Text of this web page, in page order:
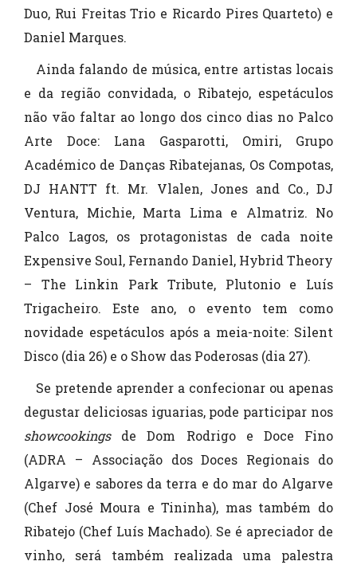
Duo, Rui Freitas Trio e Ricardo Pires Quarteto) e
Daniel Marques.
Ainda falando de música, entre artistas locais
e da região convidada, o Ribatejo, espetáculos
não vão faltar ao longo dos cinco dias no Palco
Arte Doce: Lana Gasparotti, Omiri, Grupo
Académico de Danças Ribatejanas, Os Compotas,
DJ HANTT ft. Mr. Vlalen, Jones and Co., DJ
Ventura, Michie, Marta Lima e Almatriz. No
Palco Lagos, os protagonistas de cada noite
Expensive Soul, Fernando Daniel, Hybrid Theory
– The Linkin Park Tribute, Plutonio e Luís
Trigacheiro. Este ano, o evento tem como
novidade espetáculos após a meia-noite: Silent
Disco (dia 26) e o Show das Poderosas (dia 27).
Se pretende aprender a confecionar ou apenas
degustar deliciosas iguarias, pode participar nos
showcookingsde Dom Rodrigo e Doce Fino
(ADRA – Associação dos Doces Regionais do
Algarve) e sabores da terra e do mar do Algarve
(Chef José Moura e Tininha), mas também do
Ribatejo (Chef Luís Machado). Se é apreciador de
vinho, será também realizada uma palestra